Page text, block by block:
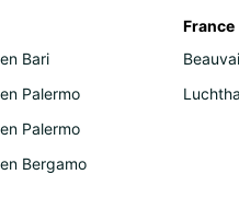
Bari
Palermo
Palermo
Bergamo
France